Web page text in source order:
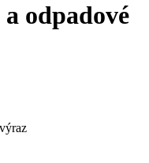
odpadové